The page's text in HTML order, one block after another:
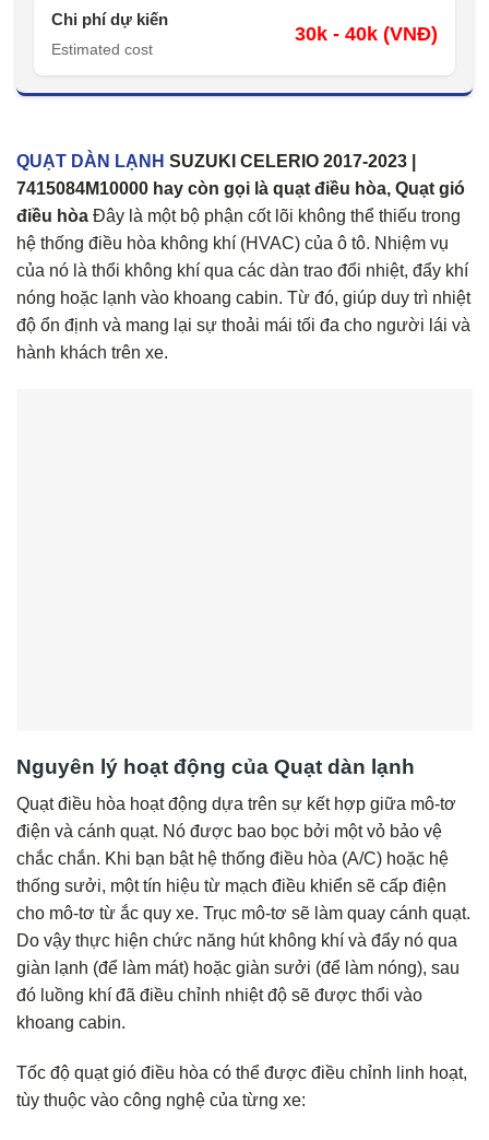
Chi phí dự kiến
Estimated cost
30k - 40k (VNĐ)
QUẠT DÀN LẠNH SUZUKI CELERIO 2017-2023 |
7415084M10000 hay còn gọi là quạt điều hòa, Quạt gió
điều hòa Đây là một bộ phận cốt lõi không thể thiếu trong
hệ thống điều hòa không khí (HVAC) của ô tô. Nhiệm vụ
của nó là thổi không khí qua các dàn trao đổi nhiệt, đẩy khí
nóng hoặc lạnh vào khoang cabin. Từ đó, giúp duy trì nhiệt
độ ổn định và mang lại sự thoải mái tối đa cho người lái và
hành khách trên xe.
Nguyên lý hoạt động của Quạt dàn lạnh
Quạt điều hòa hoạt động dựa trên sự kết hợp giữa mô-tơ
điện và cánh quạt. Nó được bao bọc bởi một vỏ bảo vệ
chắc chắn. Khi bạn bật hệ thống điều hòa (A/C) hoặc hệ
thống sưởi, một tín hiệu từ mạch điều khiển sẽ cấp điện
cho mô-tơ từ ắc quy xe. Trục mô-tơ sẽ làm quay cánh quạt.
Do vậy thực hiện chức năng hút không khí và đẩy nó qua
giàn lạnh (để làm mát) hoặc giàn sưởi (để làm nóng), sau
đó luồng khí đã điều chỉnh nhiệt độ sẽ được thổi vào
khoang cabin.
Tốc độ quạt gió điều hòa có thể được điều chỉnh linh hoạt,
tùy thuộc vào công nghệ của từng xe: